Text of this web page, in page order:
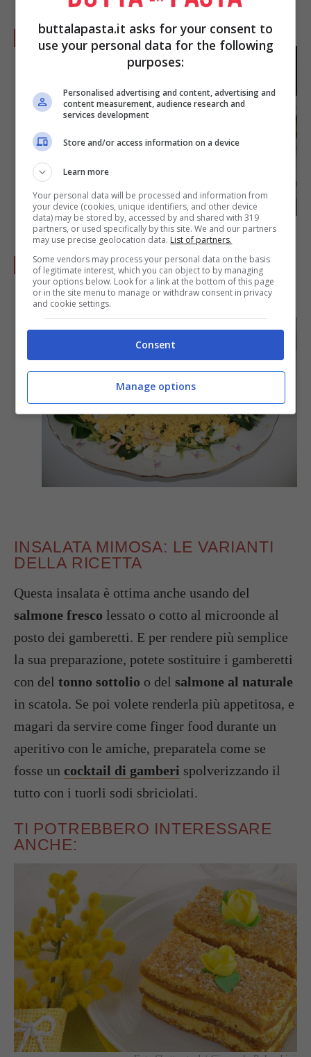
Versate lacitronette sull’insalata.
Sbriciolate ituorlie passateli al setaccio
sopra all’insalata per ottenere l’effetto
mimosa. Servite subito.
INSALATA MIMOSA: LE VARIANTI
DELLA RICETTA
Questa insalata è ottima anche usando del
salmone fresco lessato o cotto al microonde al
posto dei gamberetti. E per rendere più semplice
la sua preparazione, potete sostituire i gamberetti
con del tonno sottolio o del salmone al naturale
in scatola. Se poi volete renderla più appetitosa, e
magari da servire come finger food durante un
aperitivo con le amiche, preparatela come se
fosse un cocktail di gamberi spolverizzando il
tutto con i tuorli sodi sbriciolati.
TI POTREBBERO INTERESSARE
ANCHE:
buttalapasta.it asks for your consent to
use your personal data for the following
purposes:
Personalised advertising and content, advertising and
content measurement, audience research and
services development
Store and/or access information on a device
Learn more
Your personal data will be processed and information from
your device (cookies, unique identifiers, and other device
data) may be stored by, accessed by and shared with 319
partners, or used specifically by this site. We and our partners
may use precise geolocation data. List of partners.
Some vendors may process your personal data on the basis
of legitimate interest, which you can object to by managing
your options below. Look for a link at the bottom of this page
or in the site menu to manage or withdraw consent in privacy
and cookie settings.
Consent
Manage options